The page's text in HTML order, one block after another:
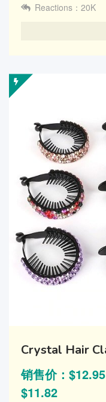
Reactions：20K
Crystal Hair
销售价：
$11.82